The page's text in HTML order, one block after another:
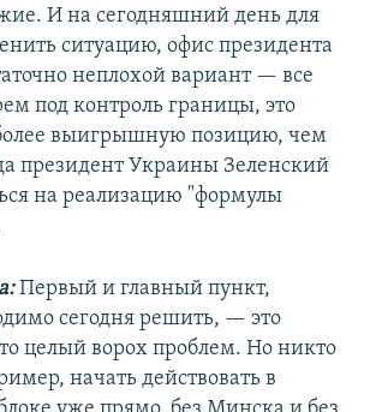
И на сегодняшний день для
ситуацию, офис президента
неплохой вариант — все
под контроль границы, это
выигрышную позицию, чем
президент Украины Зеленский
на реализацию "формулы
Первый и главный пункт,
сегодня решить, — это
целый ворох проблем. Но никто
начать действовать в